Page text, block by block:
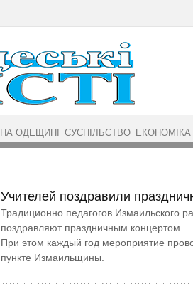
Учителей поздравили
Традиционно педагогов Измаильского
поздравляют праздничным концертом.
При этом каждый год мероприятие
пункте Измаильщины.
НА ОДЕЩИНІ СУСПІЛЬСТВО ЕКОНОМІКА